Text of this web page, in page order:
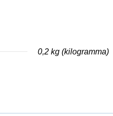
0,2 kg (kilogramma)